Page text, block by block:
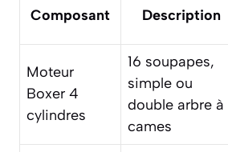
Composant Description
Moteur
Boxer 4
cylindres
16 soupapes,
simple ou
double arbre à
cames